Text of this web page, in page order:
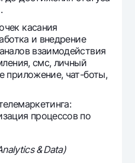
касания
и внедрение
взаимодействия
смс, личный
приложение, чат-боты,
процессов по
& Data)